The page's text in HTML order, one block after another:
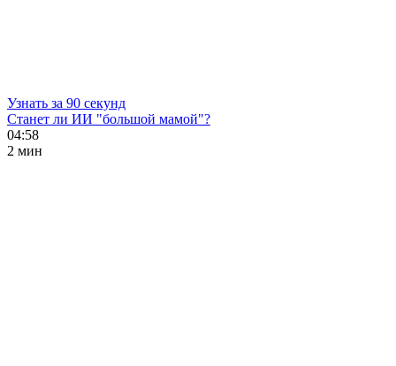
Узнать за 90 секунд
Станет ли ИИ "большой мамой"?
04:58
2 мин